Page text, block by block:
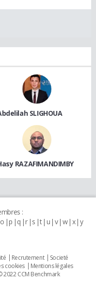
SLIGHOUA
RAZAFIMANDIMBY
:
o p q r s t u v w x y
Recrutement
Societé
cookies
Mentions légales
2022 CCM Benchmark